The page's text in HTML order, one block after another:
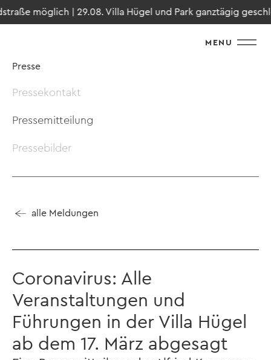
möglich | 29.08. Villa Hügel und Park ganztägig
MENU
Presse
Pressekontakt
Pressemitteilung
Pressebilder
alle Meldungen
Coronavirus: Alle
Veranstaltungen und
Führungen in der Villa Hügel
ab dem 17. März abgesagt